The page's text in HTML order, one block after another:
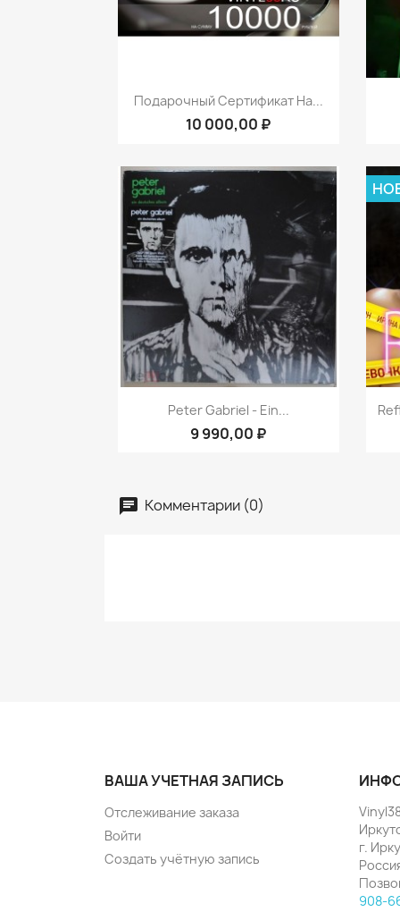
Быстрый просмотр
Подарочный Сертификат На...
10 000,00 ₽
Быстрый просмотр
Peter Gabriel ‎- Ein...
9 990,00 ₽
Комментарии (0)
ВАША УЧЕТНАЯ ЗАПИСЬ
Отслеживание заказа
Войти
Создать учётную запись
г.
908-